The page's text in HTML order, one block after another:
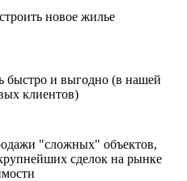
новое жилье
быстро и выгодно (в нашей
клиентов)
"сложных" объектов,
сделок на рынке